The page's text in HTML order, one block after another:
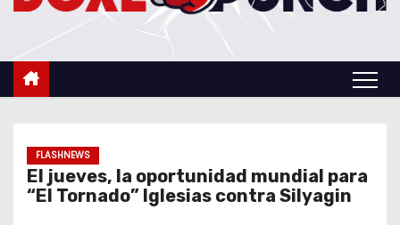
l
FLASHNEWS
El jueves, la oportunidad mundial para
“El Tornado” Iglesias contra Silyagin